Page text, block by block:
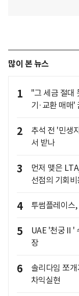
많이 본 뉴스
1
"그 세금 절대
기·교환 매매'
2
추석 전 '민생
서 받나
3
먼저 맺은
선점의 기회비
4 투썸플레이스
5
UAE '천궁Ⅱ'
장
6
솔리다임 쪼
차익실현